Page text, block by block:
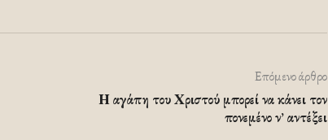
Επόμενο άρθρο
Η αγάπη του Χριστού μπορεί να κάνει τον
πονεμένο ν’ αντέξει